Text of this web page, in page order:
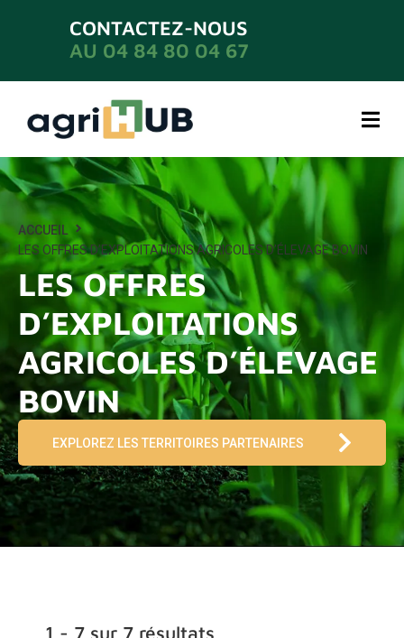
CONTACTEZ-NOUS
AU 04 84 80 04 67
LES OFFRES
D’EXPLOITATIONS
AGRICOLES D’ÉLEVAGE
BOVIN
ACCUEIL
LES OFFRES D’EXPLOITATIONS AGRICOLES D’ÉLEVAGE BOVIN
EXPLOREZ LES TERRITOIRES PARTENAIRES
1 - 7 sur 7 résultats